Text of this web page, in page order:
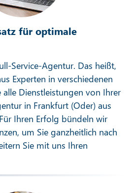
für optimale
Service-Agentur. Das heißt,
Experten in verschiedenen
alle Dienstleistungen von Ihrer
in Frankfurt (Oder) aus
Ihren Erfolg bündeln wir
um Sie ganzheitlich nach
Sie mit uns Ihren